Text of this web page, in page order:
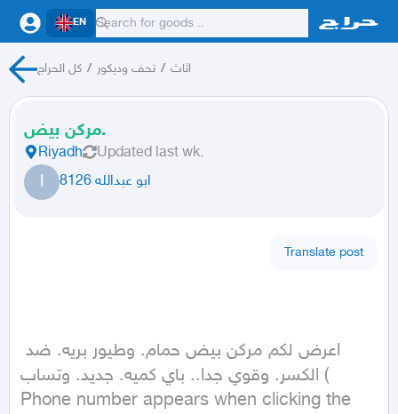
EN
كل الحراج / تحف وديكور / اثاث
مركن بيض.
Riyadh Updated last wk.
ا ابو عبدالله 8126
Translate post
الكسر. وقوي جدا.. باي كميه. جديد. وتساب (
Phone number appears when clicking the